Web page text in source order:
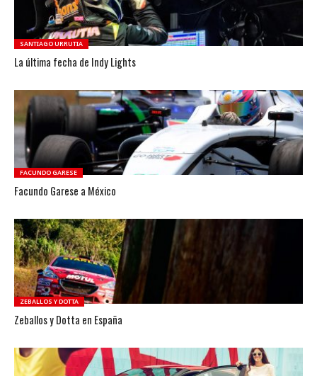
SANTIAGO URRUTIA
La última fecha de Indy Lights
FACUNDO GARESE
Facundo Garese a México
ZEBALLOS Y DOTTA
Zeballos y Dotta en España